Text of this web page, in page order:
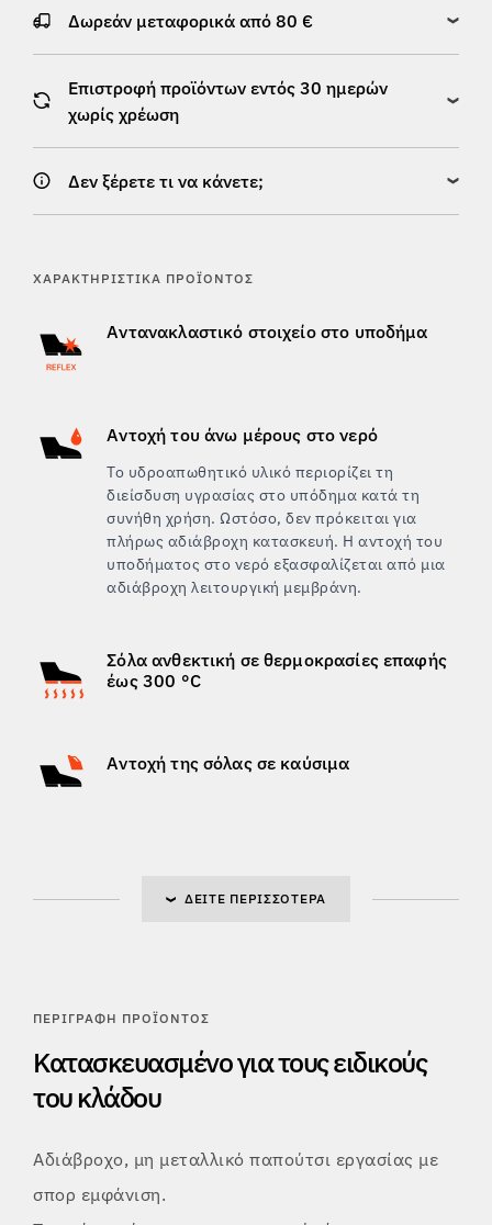
Δωρεάν μεταφορικά από 80 €
Επιστροφή προϊόντων εντός 30 ημερών
χωρίς χρέωση
Δεν ξέρετε τι να κάνετε;
ΧΑΡΑΚΤΗΡΙΣΤΙΚΆ ΠΡΟΪΌΝΤΟΣ
Αντανακλαστικό στοιχείο στο υποδήμα
Αντοχή του άνω μέρους στο νερό
Το υδροαπωθητικό υλικό περιορίζει τη
διείσδυση υγρασίας στο υπόδημα κατά τη
συνήθη χρήση. Ωστόσο, δεν πρόκειται για
πλήρως αδιάβροχη κατασκευή. Η αντοχή του
υποδήματος στο νερό εξασφαλίζεται από μια
αδιάβροχη λειτουργική μεμβράνη.
Σόλα ανθεκτική σε θερμοκρασίες επαφής
έως 300 °C
Αντοχή της σόλας σε καύσιμα
ΔΕΊΤΕ ΠΕΡΙΣΣΌΤΕΡΑ
ΠΕΡΙΓΡΑΦΉ ΠΡΟΪΌΝΤΟΣ
Κατασκευασμένο για τους ειδικούς
του κλάδου
Αδιάβροχο, μη μεταλλικό παπούτσι εργασίας με
σπορ εμφάνιση.